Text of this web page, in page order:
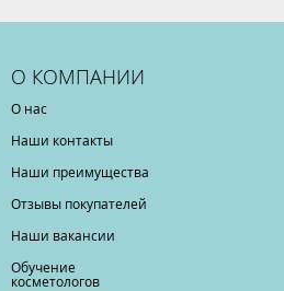
О КОМПАНИИ
О нас
Наши контакты
Наши преимущества
Отзывы покупателей
Наши вакансии
Обучение
косметологов